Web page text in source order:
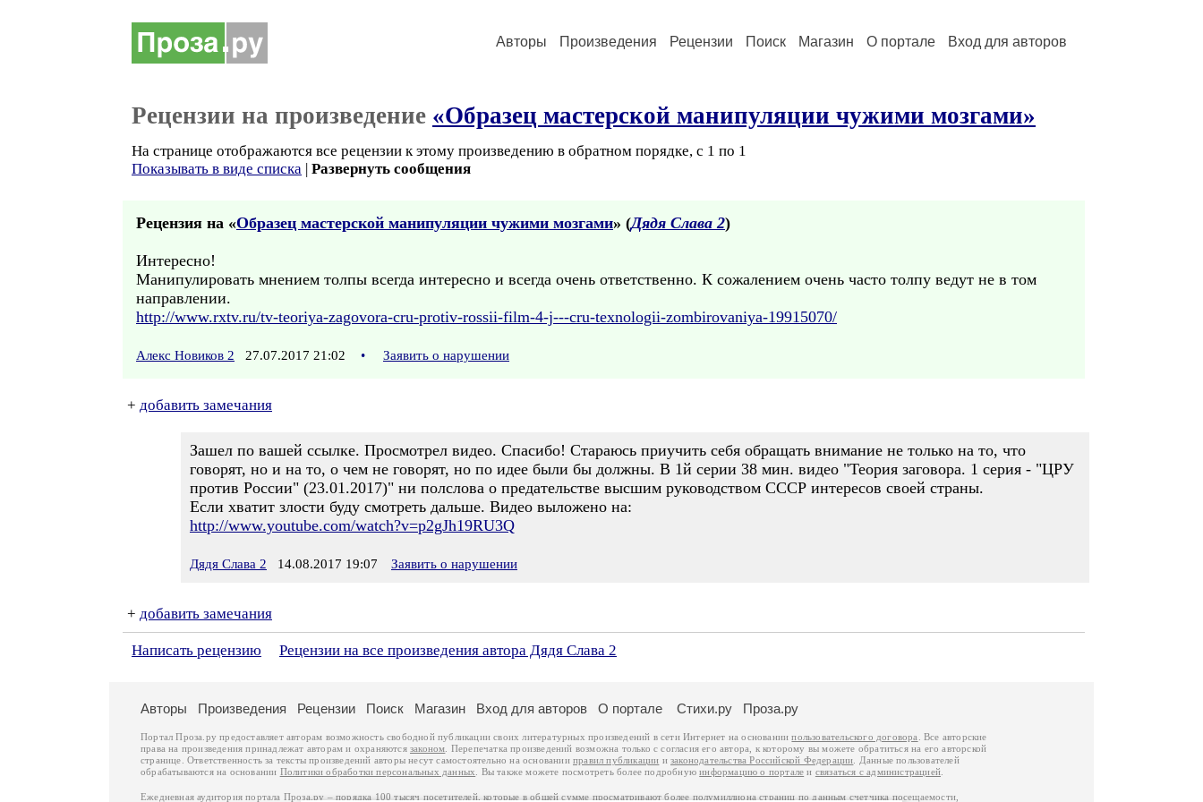
Авторы Произведения Рецензии Поиск Магазин О портале Вход для авторов
Рецензии на произведение «Образец мастерской манипуляции чужими мозгами»
На странице отображаются все рецензии к этому произведению в обратном порядке, с 1 по 1
Показывать в виде списка | Развернуть сообщения
Рецензия на «Образец мастерской манипуляции чужими мозгами» (Дядя Слава 2)
Интересно!
Манипулировать мнением толпы всегда интересно и всегда очень ответственно. К сожалением очень часто толпу ведут не в том
направлении.
http://www.rxtv.ru/tv-teoriya-zagovora-cru-protiv-rossii-film-4-j---cru-texnologii-zombirovaniya-19915070/
Алекс Новиков 2 27.07.2017 21:02 • Заявить о нарушении
+ добавить замечания
Зашел по вашей ссылке. Просмотрел видео. Спасибо! Стараюсь приучить себя обращать внимание не только на то, что
говорят, но и на то, о чем не говорят, но по идее были бы должны. В 1й серии 38 мин. видео "Теория заговора. 1 серия - "ЦРУ
против России" (23.01.2017)" ни полслова о предательстве высшим руководством СССР интересов своей страны.
Если хватит злости буду смотреть дальше. Видео выложено на:
http://www.youtube.com/watch?v=p2gJh19RU3Q
Дядя Слава 2 14.08.2017 19:07 Заявить о нарушении
+ добавить замечания
Написать рецензию Рецензии на все произведения автора Дядя Слава 2
Авторы Произведения Рецензии Поиск Магазин Вход для авторов О портале Стихи.ру Проза.ру
Портал Проза.ру предоставляет авторам возможность свободной публикации своих литературных произведений в сети Интернет на основаниипользовательского договора
. Все авторские
права на произведения принадлежат авторам и охраняются законом . Перепечатка произведений возможна только с согласия его автора, к которому вы можете обратиться на его авторской
странице. Ответственность за тексты произведений авторы несут самостоятельно на основанииправил публикации изаконодательства Российской Федерации . Данные пользователей
обрабатываются на основании Политики обработки персональных данных . Вы также можете посмотреть более подробнуюинформацию о портале и связаться с администрацией
Ежедневная аудитория портала Проза.ру – порядка 100 тысяч посетителей, которые в общей сумме просматривают более полумиллиона страниц по данным счетчика посещаемости,